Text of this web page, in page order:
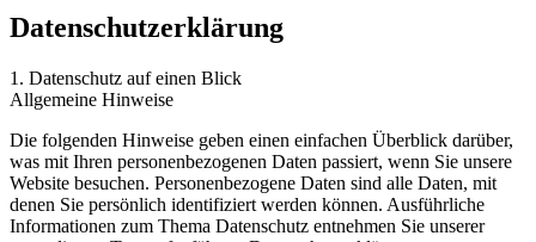
Datenschutzerklärung
1. Datenschutz auf einen Blick
Allgemeine Hinweise
Die folgenden Hinweise geben einen einfachen Überblick darüber,
was mit Ihren personenbezogenen Daten passiert, wenn Sie unsere
Website besuchen. Personenbezogene Daten sind alle Daten, mit
denen Sie persönlich identifiziert werden können. Ausführliche
Informationen zum Thema Datenschutz entnehmen Sie unserer